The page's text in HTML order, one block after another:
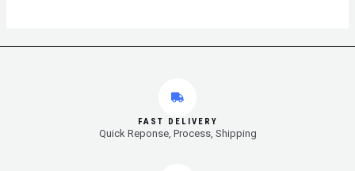
FAST DELIVERY
Quick Reponse, Process, Shipping